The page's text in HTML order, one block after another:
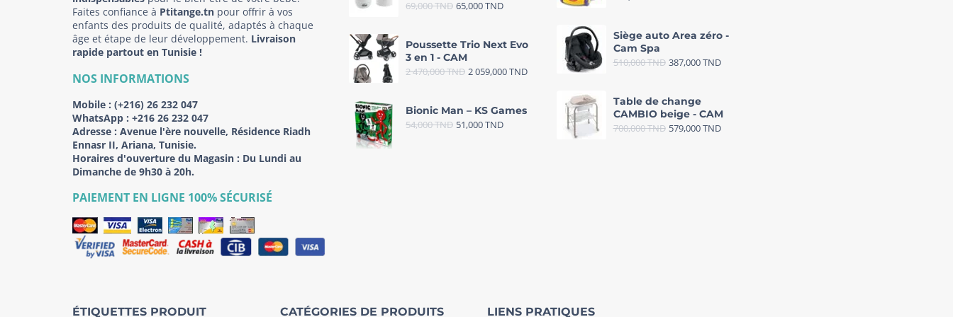
Faites confiance à Ptitange.tn pour offrir à vos
enfants des produits de qualité, adaptés à chaque
âge et étape de leur développement. Livraison
rapide partout en Tunisie !
NOS INFORMATIONS
Mobile : (+216) 26 232 047
WhatsApp : +216 26 232 047
Adresse : Avenue l'ère nouvelle, Résidence Riadh
Ennasr II, Ariana, Tunisie.
Horaires d'ouverture du Magasin : Du Lundi au
Dimanche de 9h30 à 20h.
PAIEMENT EN LIGNE 100% SÉCURISÉ
69,000TND 65,000TND
Poussette Trio Next Evo
3 en 1 - CAM
2 470,000TND 2 059,000TND
Bionic Man – KS Games
54,000TND 51,000TND
Siège auto Area zéro -
Cam Spa
510,000TND 387,000TND
Table de change
CAMBIO beige - CAM
700,000TND 579,000TND
ÉTIQUETTES PRODUIT CATÉGORIES DE PRODUITS LIENS PRATIQUES